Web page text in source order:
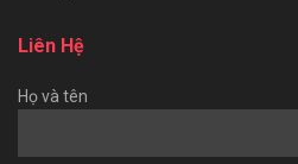
Liên Hệ
Họ và tên